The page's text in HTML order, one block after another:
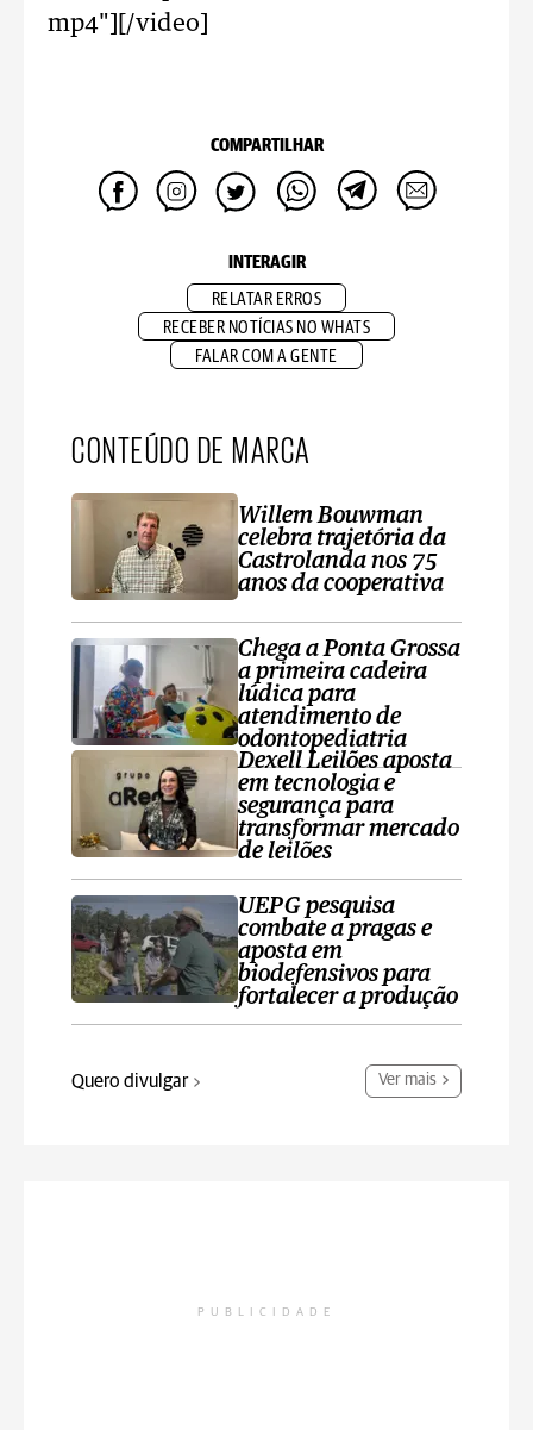
mp4"][/video]
COMPARTILHAR
INTERAGIR
RELATAR ERROS
RECEBER NOTÍCIAS NO WHATS
FALAR COM A GENTE
CONTEÚDO DE MARCA
Willem Bouwman
celebra trajetória da
Castrolanda nos 75
anos da cooperativa
Chega a Ponta Grossa
a primeira cadeira
lúdica para
atendimento de
odontopediatria
Dexell Leilões aposta
em tecnologia e
segurança para
transformar mercado
de leilões
UEPG pesquisa
combate a pragas e
aposta em
biodefensivos para
fortalecer a produção
Quero divulgar Ver mais
PUBLICIDADE